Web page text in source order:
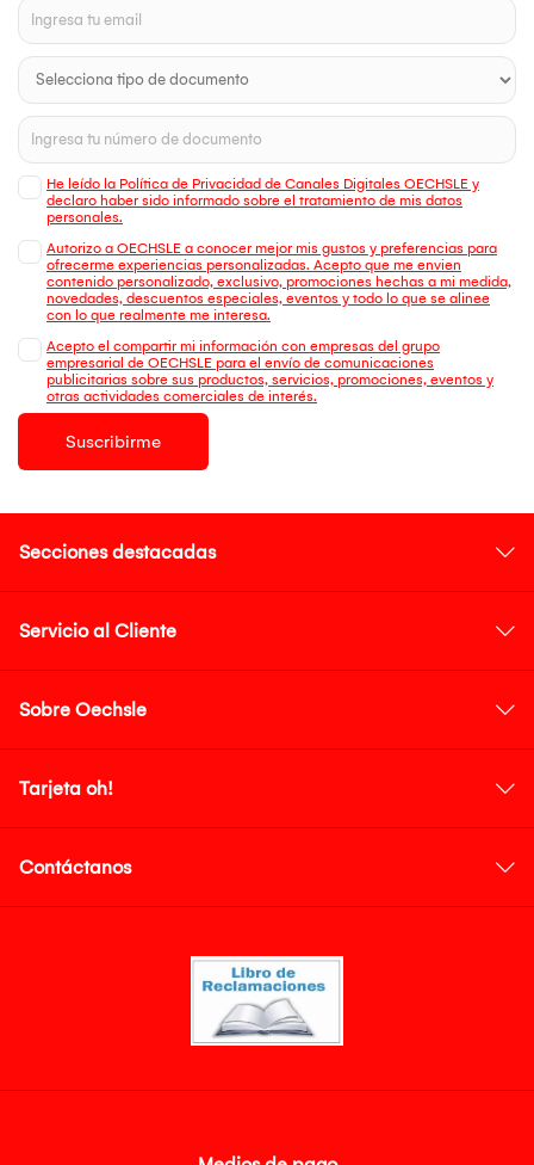
He leído la Política de Privacidad de Canales Digitales OECHSLE y
declaro haber sido informado sobre el tratamiento de mis datos
personales.
Autorizo a OECHSLE a conocer mejor mis gustos y preferencias para
ofrecerme experiencias personalizadas. Acepto que me envien
contenido personalizado, exclusivo, promociones hechas a mi medida,
novedades, descuentos especiales, eventos y todo lo que se alinee
con lo que realmente me interesa.
Acepto el compartir mi información con empresas del grupo
empresarial de OECHSLE para el envío de comunicaciones
publicitarias sobre sus productos, servicios, promociones, eventos y
otras actividades comerciales de interés.
Suscribirme
Secciones destacadas
Servicio al Cliente
Sobre Oechsle
Tarjeta oh!
Contáctanos